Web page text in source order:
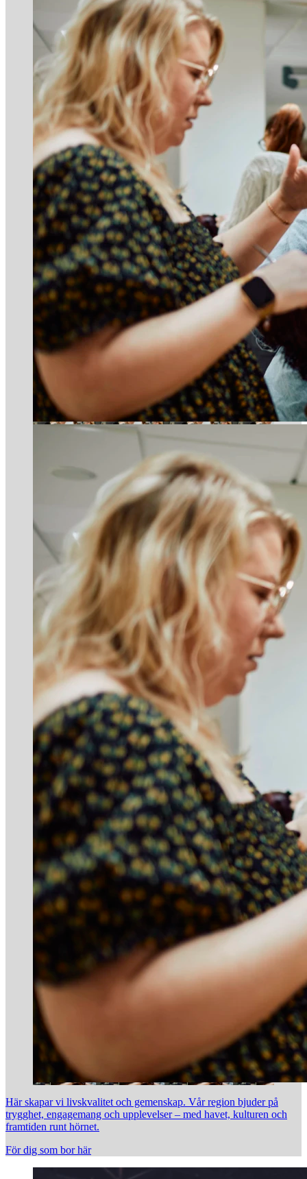
Här skapar vi livskvalitet och gemenskap. Vår region bjuder på
trygghet, engagemang och upplevelser – med havet, kulturen och
framtiden runt hörnet.
För dig som bor här